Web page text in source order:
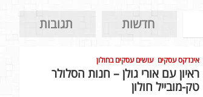
חדשות תגובות
אינדקס עסקים עושים עסקים בחולון
ראיון עם אורי גולן – חנות הסלולר
טק-מובייל חולון